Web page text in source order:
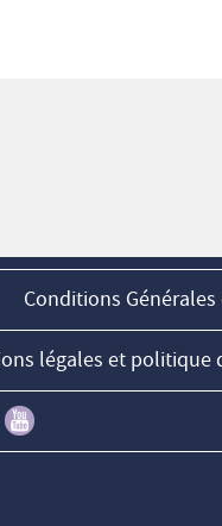
Conditions Générales
légales et politique